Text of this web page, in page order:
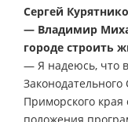
Сергей
— Владимир
городе строить
— Я надеюсь, что
Приморского края